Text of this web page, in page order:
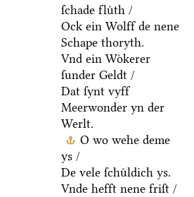
ſchade fluͤth /
Ock ein Wolff de nene
Schape thoryth.
Vnd ein Woͤkerer
ſunder Geldt /
Dat ſynt vyff
Meerwonder yn der
Werlt.
O wo wehe deme
ys /
De vele ſchuͤldich ys.
Vnde hefft nene friſt /